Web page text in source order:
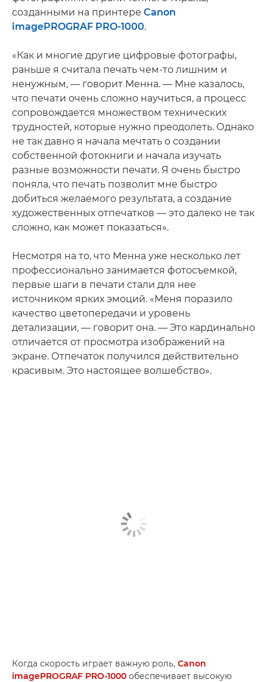
созданными на принтере Canon
imagePROGRAF PRO-1000.
«Как и многие другие цифровые фотографы,
раньше я считала печать чем-то лишним и
ненужным, — говорит Менна. — Мне казалось,
что печати очень сложно научиться, а процесс
сопровождается множеством технических
трудностей, которые нужно преодолеть. Однако
не так давно я начала мечтать о создании
собственной фотокниги и начала изучать
разные возможности печати. Я очень быстро
поняла, что печать позволит мне быстро
добиться желаемого результата, а создание
художественных отпечатков — это далеко не так
сложно, как может показаться».
Несмотря на то, что Менна уже несколько лет
профессионально занимается фотосъемкой,
первые шаги в печати стали для нее
источником ярких эмоций. «Меня поразило
качество цветопередачи и уровень
детализации, — говорит она. — Это кардинально
отличается от просмотра изображений на
экране. Отпечаток получился действительно
красивым. Это настоящее волшебство».
Когда скорость играет важную роль, Canon
imagePROGRAF PRO-1000 обеспечивает высокую